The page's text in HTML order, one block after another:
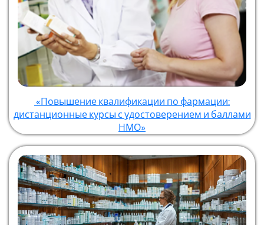
«Повышение квалификации по фармации:
дистанционные курсы с удостоверением и баллами
НМО»